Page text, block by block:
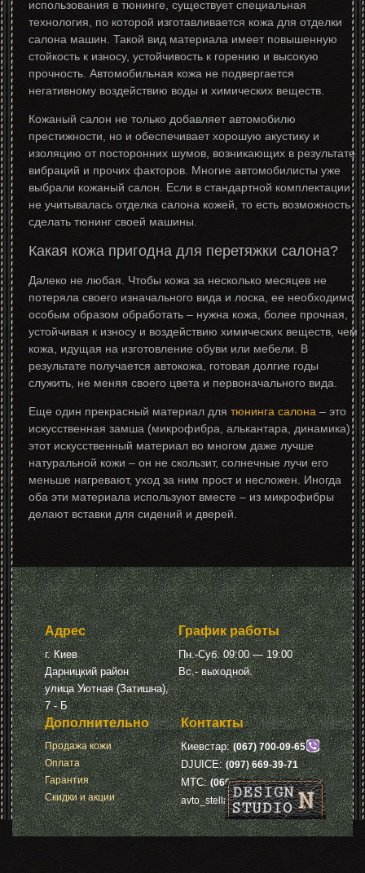
использования в тюнинге, существует специальная
технология, по которой изготавливается кожа для отделки
салона машин. Такой вид материала имеет повышенную
стойкость к износу, устойчивость к горению и высокую
прочность. Автомобильная кожа не подвергается
негативному воздействию воды и химических веществ.
Кожаный салон не только добавляет автомобилю
престижности, но и обеспечивает хорошую акустику и
изоляцию от посторонних шумов, возникающих в результате
вибраций и прочих факторов. Многие автомобилисты уже
выбрали кожаный салон. Если в стандартной комплектации
не учитывалась отделка салона кожей, то есть возможность
сделать тюнинг своей машины.
Какая кожа пригодна для перетяжки салона?
Далеко не любая. Чтобы кожа за несколько месяцев не
потеряла своего изначального вида и лоска, ее необходимо
особым образом обработать – нужна кожа, более прочная,
устойчивая к износу и воздействию химических веществ, чем
кожа, идущая на изготовление обуви или мебели. В
результате получается автокожа, готовая долгие годы
служить, не меняя своего цвета и первоначального вида.
Еще один прекрасный материал для тюнинга салона – это
искусственная замша (микрофибра, алькантара, динамика)
этот искусственный материал во многом даже лучше
натуральной кожи – он не скользит, солнечные лучи его
меньше нагревают, уход за ним прост и несложен. Иногда
оба эти материала используют вместе – из микрофибры
делают вставки для сидений и дверей.
Адрес
г. Киев
Дарницкий район
улица Уютная (Затишна),
7 - Б
График работы
Пн.-Суб. 09:00 — 19:00
Вс.- выходной.
Дополнительно
Продажа кожи
Оплата
Гарантия
Скидки и акции
Контакты
Киевстар:(067) 700-09-65
DJUICE:(097) 669-39-71
МТС:(066) 675-71-66
avto_stella_pelle@ukr.net